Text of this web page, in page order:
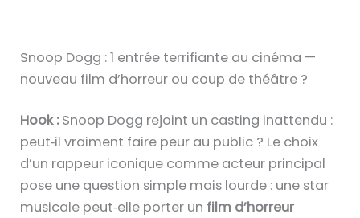
Snoop Dogg : 1 entrée terrifiante au cinéma —
nouveau film d’horreur ou coup de théâtre ?
Hook : Snoop Dogg rejoint un casting inattendu :
peut‑il vraiment faire peur au public ? Le choix
d’un rappeur iconique comme acteur principal
pose une question simple mais lourde : une star
musicale peut‑elle porter un film d’horreur